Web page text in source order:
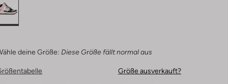
deine Größe: Diese Größe fällt normal aus
Größe ausverkauft?